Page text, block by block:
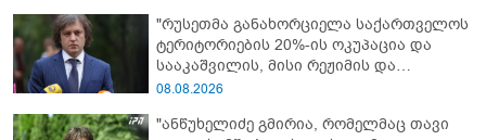
2008 წლის ომი თუ არ იქნებოდა, დიდი
ალბათობით, არც უკრაინის ომი
იქნებოდა"
"რუსეთმა განახორციელა საქართველოს
ტერიტორიების 20%-ის ოკუპაცია და
სააკაშვილის, მისი რეჟიმის და
„ნაცმოძრაობის“ ღალატი ვერანაირად
დანაშაული ჩვენი სახელმწიფოს წინაშე"
08.08.2026
"ანწუხელიძე გმირია, რომელმაც თავი